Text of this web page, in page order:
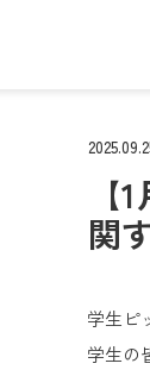
関
学生ピ
学生の